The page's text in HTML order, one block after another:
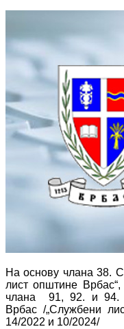
На основу члана 38.
лист општине
члана 91, 92. и 94.
Врбас /„Службени
14/2022 и 10/2024/